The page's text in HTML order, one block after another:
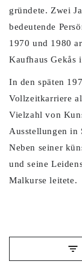
gründete. Zwei
bedeutende
1970 und 1980
Kaufhaus Gekås
In den späten
Vollzeitkarriere
Vielzahl von
Ausstellungen in
Neben seiner
und seine
Malkurse leitete.